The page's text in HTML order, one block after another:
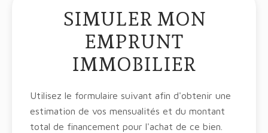
SIMULER MON
EMPRUNT
IMMOBILIER
Utilisez le formulaire suivant afin d'obtenir une
estimation de vos mensualités et du montant
total de financement pour l'achat de ce bien.